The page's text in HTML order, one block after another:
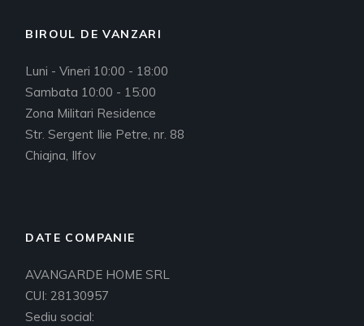
BIROUL DE VANZARI
Luni - Vineri 10:00 - 18:00
Sambata 10:00 - 15:00
Zona Militari Residence
Str. Sergent Ilie Petre, nr. 88
Chiajna, Ilfov
DATE COMPANIE
AVANGARDE HOME SRL
CUI: 28130957
Sediu social: